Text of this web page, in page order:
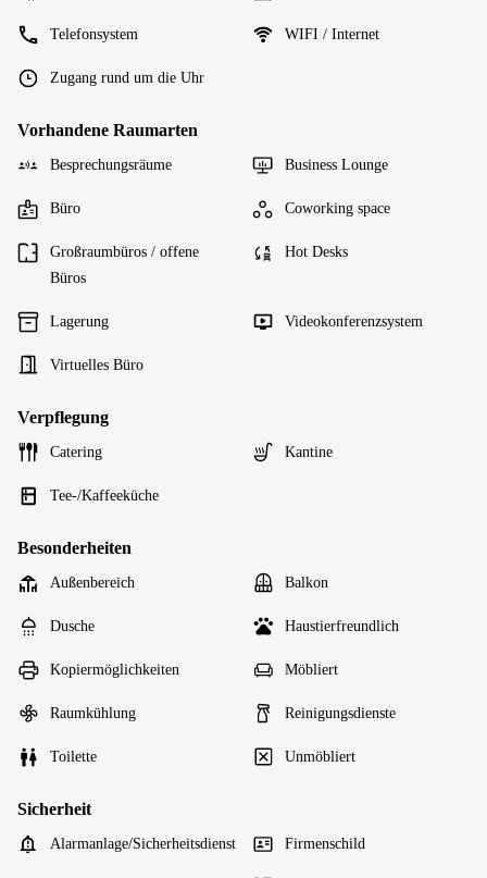
Telefonsystem WIFI / Internet
Zugang rund um die Uhr
Vorhandene Raumarten
Besprechungsräume Business Lounge
Büro Coworking space
Großraumbüros / offene
Büros
Hot Desks
Lagerung Videokonferenzsystem
Virtuelles Büro
Verpflegung
Catering Kantine
Tee-/Kaffeeküche
Besonderheiten
Außenbereich Balkon
Dusche Haustierfreundlich
Kopiermöglichkeiten Möbliert
Raumkühlung Reinigungsdienste
Toilette Unmöbliert
Sicherheit
Alarmanlage/Sicherheitsdienst Firmenschild